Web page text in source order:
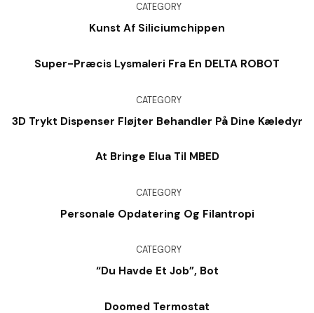
CATEGORY
Kunst Af Siliciumchippen
Super-Præcis Lysmaleri Fra En DELTA ROBOT
CATEGORY
3D Trykt Dispenser Fløjter Behandler På Dine Kæledyr
At Bringe Elua Til MBED
CATEGORY
Personale Opdatering Og Filantropi
CATEGORY
“Du Havde Et Job”, Bot
Doomed Termostat